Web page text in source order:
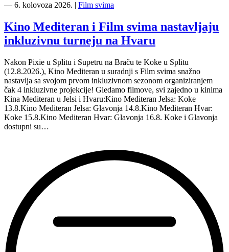
― 6. kolovoza 2026. | Film svima
Kino Mediteran i Film svima nastavljaju
inkluzivnu turneju na Hvaru
Nakon Pixie u Splitu i Supetru na Braču te Koke u Splitu
(12.8.2026.), Kino Mediteran u suradnji s Film svima snažno
nastavlja sa svojom prvom inkluzivnom sezonom organiziranjem
čak 4 inkluzivne projekcije! Gledamo filmove, svi zajedno u kinima
Kina Mediteran u Jelsi i Hvaru:Kino Mediteran Jelsa: Koke
13.8.Kino Mediteran Jelsa: Glavonja 14.8.Kino Mediteran Hvar:
Koke 15.8.Kino Mediteran Hvar: Glavonja 16.8. Koke i Glavonja
dostupni su…